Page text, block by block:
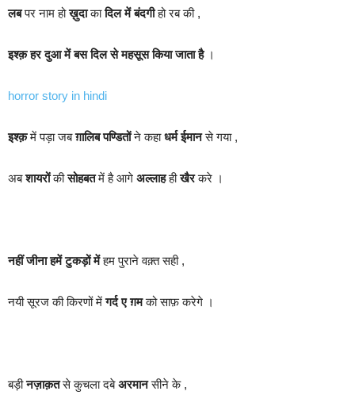
लबपर नाम होख़ुदाकादिल में बंदगीहो रब की ,
इश्क़ हर दुआ में बस दिल से महसूस किया जाता है।
horror story in hindi
इश्क़में पड़ा जबग़ालिब पण्डितोंने कहाधर्म ईमानसे गया ,
अबशायरोंकीसोहबतमें है आगे अल्लाहहीखैरकरे ।
नहीं जीना हमें टुकड़ों मेंहम पुराने वक़्त सही ,
नयी सूरज की किरणों मेंगर्द ए ग़मको साफ़ करेगे ।
बड़ीनज़ाक़तसे कुचला दबेअरमानसीने के ,